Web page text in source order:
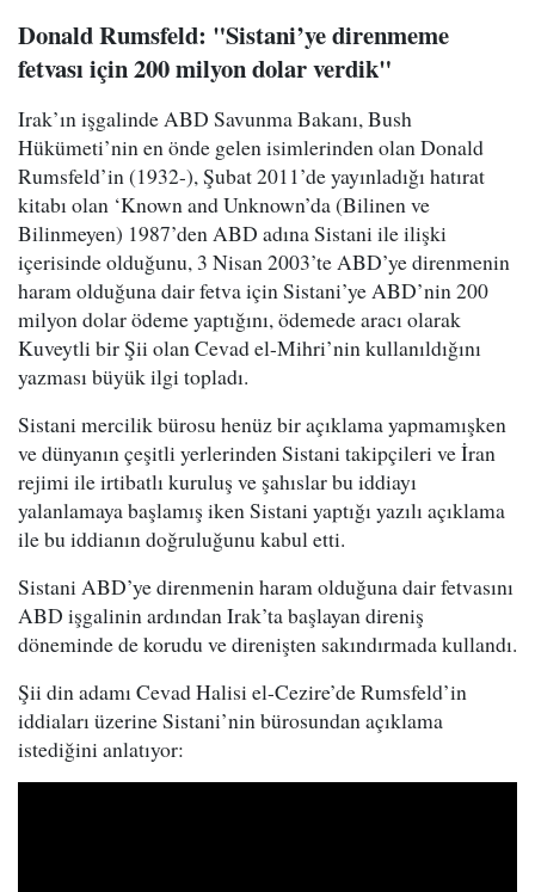
Donald Rumsfeld: "Sistani’ye direnmeme
fetvası için 200 milyon dolar verdik"
Irak’ın işgalinde ABD Savunma Bakanı, Bush
Hükümeti’nin en önde gelen isimlerinden olan Donald
Rumsfeld’in (1932-), Şubat 2011’de yayınladığı hatırat
kitabı olan ‘Known and Unknown’da (Bilinen ve
Bilinmeyen) 1987’den ABD adına Sistani ile ilişki
içerisinde olduğunu, 3 Nisan 2003’te ABD’ye direnmenin
haram olduğuna dair fetva için Sistani’ye ABD’nin 200
milyon dolar ödeme yaptığını, ödemede aracı olarak
Kuveytli bir Şii olan Cevad el-Mihri’nin kullanıldığını
yazması büyük ilgi topladı.
Sistani mercilik bürosu henüz bir açıklama yapmamışken
ve dünyanın çeşitli yerlerinden Sistani takipçileri ve İran
rejimi ile irtibatlı kuruluş ve şahıslar bu iddiayı
yalanlamaya başlamış iken Sistani yaptığı yazılı açıklama
ile bu iddianın doğruluğunu kabul etti.
Sistani ABD’ye direnmenin haram olduğuna dair fetvasını
ABD işgalinin ardından Irak’ta başlayan direniş
döneminde de korudu ve direnişten sakındırmada kullandı.
Şii din adamı Cevad Halisi el-Cezire’de Rumsfeld’in
iddiaları üzerine Sistani’nin bürosundan açıklama
istediğini anlatıyor: